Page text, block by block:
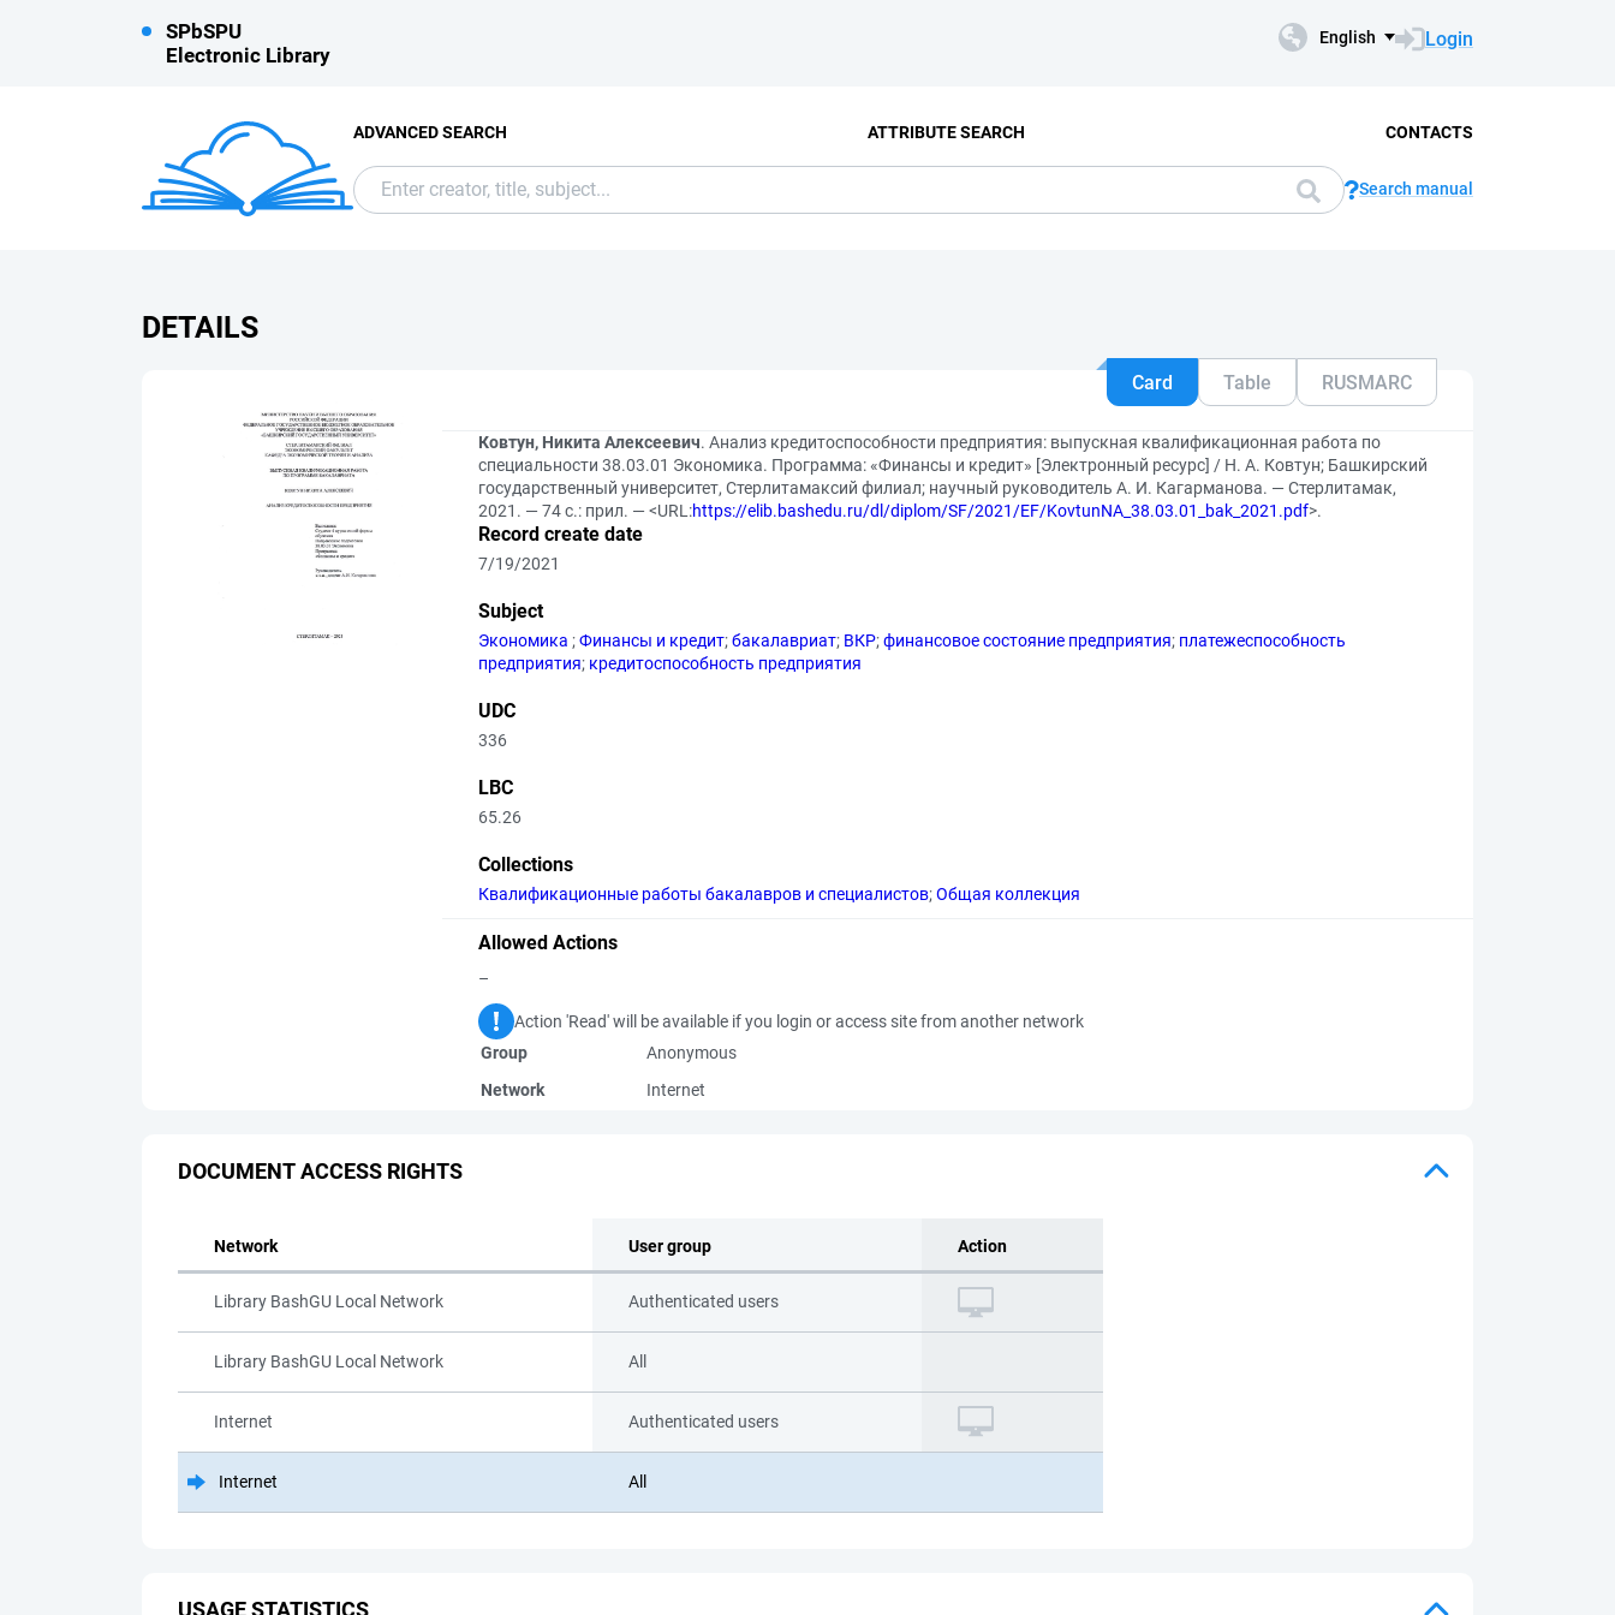
SPbSPU
Electronic Library
English Login
ADVANCED SEARCH ATTRIBUTE SEARCH CONTACTS
Search manual
DETAILS
Card Table RUSMARC
Ковтун, Никита Алексеевич. Анализ кредитоспособности предприятия: выпускная квалификационная работа по
специальности 38.03.01 Экономика. Программа: «Финансы и кредит» [Электронный ресурс] / Н. А. Ковтун; Башкирский
государственный университет, Стерлитамаксий филиал; научный руководитель А. И. Кагарманова. — Стерлитамак,
2021. — 74 с.: прил. — <URL:https://elib.bashedu.ru/dl/diplom/SF/2021/EF/KovtunNA_38.03.01_bak_2021.pdf>.
Record create date
7/19/2021
Subject
Экономика ;Финансы и кредит;бакалавриат; ВКР;финансовое состояние предприятия; платежеспособность
предприятия; кредитоспособность предприятия
UDC
336
LBC
65.26
Collections
Квалификационные работы бакалавров и специалистов;Общая коллекция
Allowed Actions
–
Action 'Read' will be available if you login or access site from another network
Group
Anonymous
Network
Internet
DOCUMENT ACCESS RIGHTS
Network User group Action
Library BashGU Local Network Authenticated users
Library BashGU Local Network All
Internet Authenticated users
Internet All
USAGE STATISTICS